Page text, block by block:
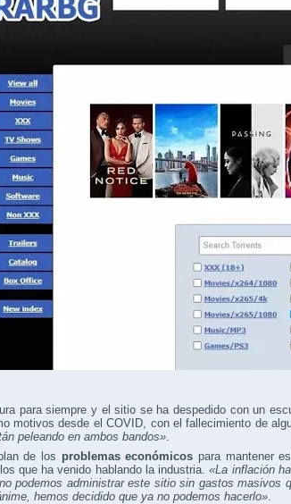
para siempre y el sitio se ha despedido con un
motivos desde el COVID, con el fallecimiento de
peleando en ambos bandos».
de los problemas económicos para mantener
que ha venido hablando la industria.«La inflación
podemos administrar este sitio sin gastos masivos
hemos decidido que ya no podemos hacerlo»